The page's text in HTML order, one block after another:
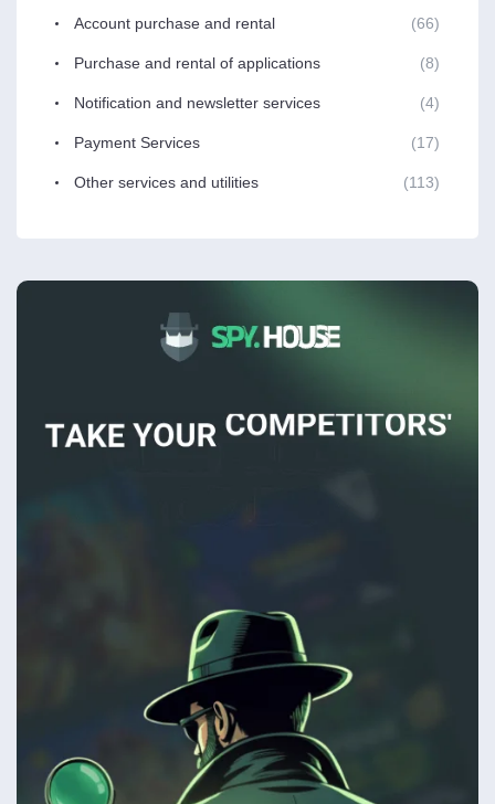
Account purchase and rental (66)
Purchase and rental of applications (8)
Notification and newsletter services (4)
Payment Services (17)
Other services and utilities (113)